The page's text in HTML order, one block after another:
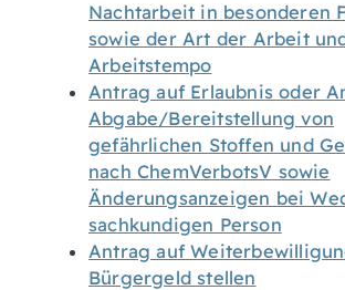
Nachtarbeit in besonderen
sowie der Art der Arbeit
Arbeitstempo
Antrag auf Erlaubnis oder
Abgabe/Bereitstellung von
gefährlichen Stoffen und
nach ChemVerbotsV sowie
Änderungsanzeigen bei
sachkundigen Person
Antrag auf
Bürgergeld stellen